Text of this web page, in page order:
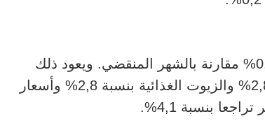
شهد مؤشر مجموعة التغذية والمشروبات ارتفاعا بنسبة 0,2% مقارنة بالشهر المنقضي. ويعود ذلك
بالأساس الى الارتفاع المسجل في أسعار الدواجن بنسبة 2,8% والزيوت الغذائية بنسبة 2,8% وأسعار